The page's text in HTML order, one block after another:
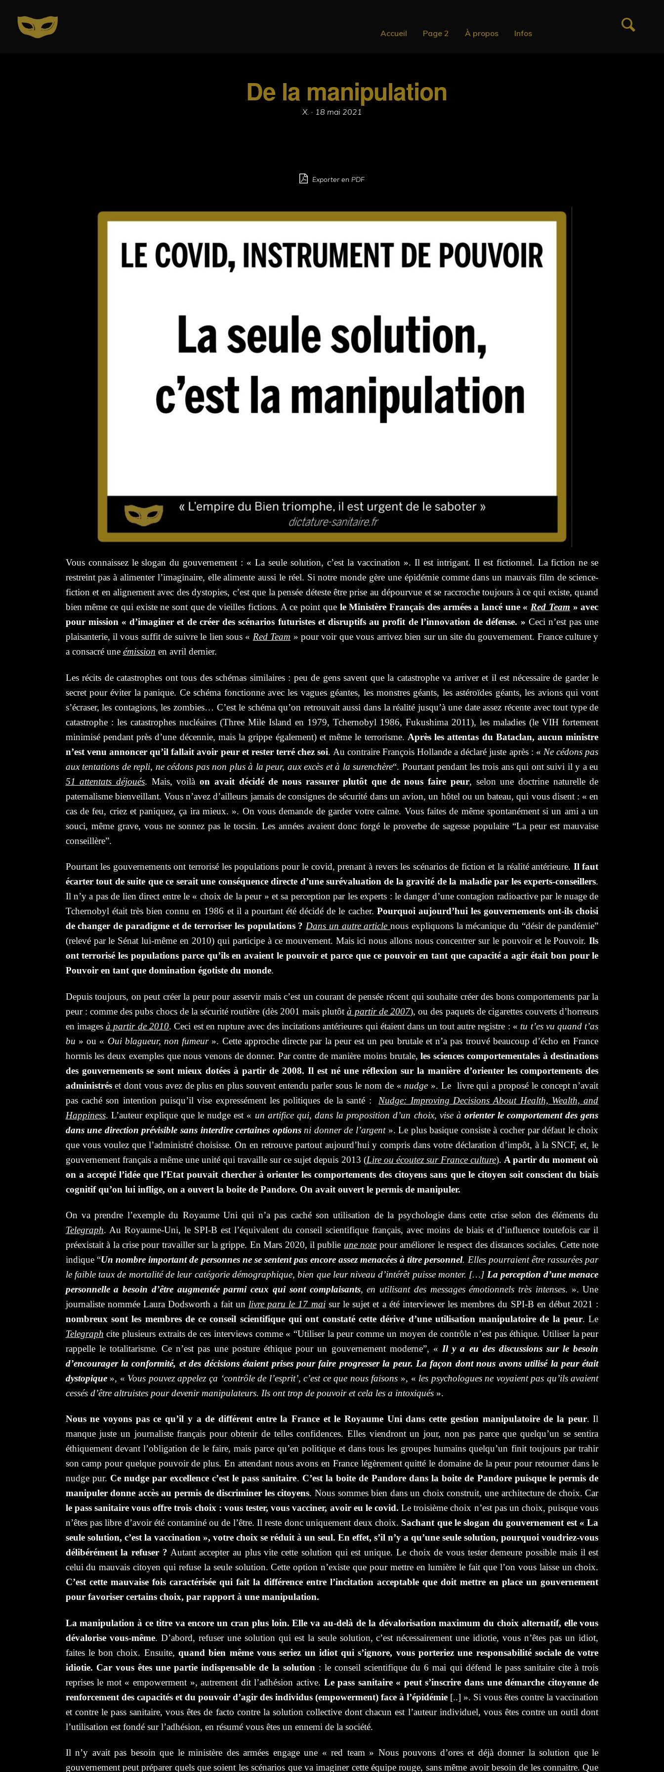
Accueil Page 2 À propos Infos
De la manipulation
X. · Posted
18 mai 2021
Exporter en PDF
Vous connaissez le slogan du gouvernement : « La seule solution, c’est la vaccination ». Il est intrigant. Il est fictionnel. La fiction ne se
restreint pas à alimenter l’imaginaire, elle alimente aussi le réel. Si notre monde gère une épidémie comme dans un mauvais film de science-
fiction et en alignement avec des dystopies, c’est que la pensée déteste être prise au dépourvue et se raccroche toujours à ce qui existe, quand
bien même ce qui existe ne sont que de vieilles fictions. A ce point que le Ministère Français des armées a lancé une «Red Team » avec
pour mission « d’imaginer et de créer des scénarios futuristes et disruptifs au profit de l’innovation de défense. » Ceci n’est pas une
plaisanterie, il vous suffit de suivre le lien sous « Red Team » pour voir que vous arrivez bien sur un site du gouvernement. France culture y
a consacré une émission en avril dernier.
Les récits de catastrophes ont tous des schémas similaires : peu de gens savent que la catastrophe va arriver et il est nécessaire de garder le
secret pour éviter la panique. Ce schéma fonctionne avec les vagues géantes, les monstres géants, les astéroïdes géants, les avions qui vont
s’écraser, les contagions, les zombies… C’est le schéma qu’on retrouvait aussi dans la réalité jusqu’à une date assez récente avec tout type de
catastrophe : les catastrophes nucléaires (Three Mile Island en 1979, Tchernobyl 1986, Fukushima 2011), les maladies (le VIH fortement
minimisé pendant près d’une décennie, mais la grippe également) et même le terrorisme. Après les attentas du Bataclan, aucun ministre
n’est venu annoncer qu’il fallait avoir peur et rester terré chez soi. Au contraire François Hollande a déclaré juste après : « Ne cédons pas
aux tentations de repli, ne cédons pas non plus à la peur, aux excès et à la surenchère“. Pourtant pendant les trois ans qui ont suivi il y a eu
51 attentats déjoués. Mais, voilàon avait décidé de nous rassurer plutôt que de nous faire peur, selon une doctrine naturelle de
paternalisme bienveillant. Vous n’avez d’ailleurs jamais de consignes de sécurité dans un avion, un hôtel ou un bateau, qui vous disent : « en
cas de feu, criez et paniquez, ça ira mieux. ». On vous demande de garder votre calme. Vous faites de même spontanément si un ami a un
souci, même grave, vous ne sonnez pas le tocsin. Les années avaient donc forgé le proverbe de sagesse populaire “La peur est mauvaise
conseillère”.
Pourtant les gouvernements ont terrorisé les populations pour le covid, prenant à revers les scénarios de fiction et la réalité antérieure. Il faut
écarter tout de suite que ce serait une conséquence directe d’une surévaluation de la gravité de la maladie par les experts-conseillers.
Il n’y a pas de lien direct entre le « choix de la peur » et sa perception par les experts : le danger d’une contagion radioactive par le nuage de
Tchernobyl était très bien connu en 1986 et il a pourtant été décidé de le cacher. Pourquoi aujourd’hui les gouvernements ont-ils choisi
de changer de paradigme et de terroriser les populations ? Dans un autre articlenous expliquons la mécanique du “désir de pandémie”
(relevé par le Sénat lui-même en 2010) qui participe à ce mouvement. Mais ici nous allons nous concentrer sur le pouvoir et le Pouvoir.Ils
ont terrorisé les populations parce qu’ils en avaient le pouvoir et parce que ce pouvoir en tant que capacité a agir était bon pour le
Pouvoir en tant que domination égotiste du monde.
Depuis toujours, on peut créer la peur pour asservir mais c’est un courant de pensée récent qui souhaite créer des bons comportements par la
peur : comme des pubs chocs de la sécurité routière (dès 2001 mais plutôtà partir de 2007), ou des paquets de cigarettes couverts d’horreurs
en imagesà partir de 2010. Ceci est en rupture avec des incitations antérieures qui étaient dans un tout autre registre : « tu t’es vu quand t’as
bu » ou « Oui blagueur, non fumeur ». Cette approche directe par la peur est un peu brutale et n’a pas trouvé beaucoup d’écho en France
hormis les deux exemples que nous venons de donner. Par contre de manière moins brutale, les sciences comportementales à destinations
des gouvernements se sont mieux dotées à partir de 2008. Il est né une réflexion sur la manière d’orienter les comportements des
administréset dont vous avez de plus en plus souvent entendu parler sous le nom de « nudge ». Le livre qui a proposé le concept n’avait
pas caché son intention puisqu’il vise expressément les politiques de la santé : Nudge: Improving Decisions About Health, Wealth, and
Happiness. L’auteur explique que le nudge est « un artifice qui, dans la proposition d’un choix, vise à orienter le comportement des gens
dans une direction prévisible sans interdire certaines optionsni donner de l’argent ». Le plus basique consiste à cocher par défaut le choix
que vous voulez que l’administré choisisse. On en retrouve partout aujourd’hui y compris dans votre déclaration d’impôt, à la SNCF, et, le
gouvernement français a même une unité qui travaille sur ce sujet depuis 2013 (Lire ou écoutez sur France culture). A partir du moment où
on a accepté l’idée que l’Etat pouvait chercher à orienter les comportements des citoyens sans que le citoyen soit conscient du biais
cognitif qu’on lui inflige, on a ouvert la boite de Pandore. On avait ouvert le permis de manipuler.
On va prendre l’exemple du Royaume Uni qui n’a pas caché son utilisation de la psychologie dans cette crise selon des éléments du
Telegraph. Au Royaume-Uni, le SPI-B est l’équivalent du conseil scientifique français, avec moins de biais et d’influence toutefois car il
préexistait à la crise pour travailler sur la grippe. En Mars 2020, il publie une note pour améliorer le respect des distances sociales. Cette note
indique “Un nombre important de personnes ne se sentent pas encore assez menacées à titre personnel. Elles pourraient être rassurées par
le faible taux de mortalité de leur catégorie démographique, bien que leur niveau d’intérêt puisse monter. […] La perception d’une menace
personnelle a besoin d’être augmentée parmi ceux qui sont complaisants, en utilisant des messages émotionnels très intenses. ». Une
journaliste nommée Laura Dodsworth a fait un livre paru le 17 maisur le sujet et a été interviewer les membres du SPI-B en début 2021 :
nombreux sont les membres de ce conseil scientifique qui ont constaté cette dérive d’une utilisation manipulatoire de la peur. Le
Telegraph cite plusieurs extraits de ces interviews comme « “Utiliser la peur comme un moyen de contrôle n’est pas éthique. Utiliser la peur
rappelle le totalitarisme. Ce n’est pas une posture éthique pour un gouvernement moderne”, « Il y a eu des discussions sur le besoin
d’encourager la conformité, et des décisions étaient prises pour faire progresser la peur. La façon dont nous avons utilisé la peur était
dystopique », « Vous pouvez appelez ça ‘contrôle de l’esprit’, c’est ce que nous faisons », « les psychologues ne voyaient pas qu’ils avaient
cessés d’être altruistes pour devenir manipulateurs. Ils ont trop de pouvoir et cela les a intoxiqués».
Nous ne voyons pas ce qu’il y a de différent entre la France et le Royaume Uni dans cette gestion manipulatoire de la peur. Il
manque juste un journaliste français pour obtenir de telles confidences. Elles viendront un jour, non pas parce que quelqu’un se sentira
éthiquement devant l’obligation de le faire, mais parce qu’en politique et dans tous les groupes humains quelqu’un finit toujours par trahir
son camp pour quelque pouvoir de plus. En attendant nous avons en France légèrement quitté le domaine de la peur pour retourner dans le
nudge pur. Ce nudge par excellence c’est le pass sanitaire. C’est la boite de Pandore dans la boite de Pandore puisque le permis de
manipuler donne accès au permis de discriminer les citoyens. Nous sommes bien dans un choix construit, une architecture de choix. Car
le pass sanitaire vous offre trois choix : vous tester, vous vacciner, avoir eu le covid. Le troisième choix n’est pas un choix, puisque vous
n’êtes pas libre d’avoir été contaminé ou de l’être. Il reste donc uniquement deux choix. Sachant que le slogan du gouvernement est « La
seule solution, c’est la vaccination », votre choix se réduit à un seul. En effet, s’il n’y a qu’une seule solution, pourquoi voudriez-vous
délibérément la refuser ? Autant accepter au plus vite cette solution qui est unique. Le choix de vous tester demeure possible mais il est
celui du mauvais citoyen qui refuse la seule solution. Cette option n’existe que pour mettre en lumière le fait que l’on vous laisse un choix.
C’est cette mauvaise fois caractérisée qui fait la différence entre l’incitation acceptable que doit mettre en place un gouvernement
pour favoriser certains choix, par rapport à une manipulation.
La manipulation à ce titre va encore un cran plus loin. Elle va au-delà de la dévalorisation maximum du choix alternatif, elle vous
dévalorise vous-même. D’abord, refuser une solution qui est la seule solution, c’est nécessairement une idiotie, vous n’êtes pas un idiot,
faites le bon choix. Ensuite,quand bien même vous seriez un idiot qui s’ignore, vous porteriez une responsabilité sociale de votre
idiotie. Car vous êtes une partie indispensable de la solution : le conseil scientifique du 6 mai qui défend le pass sanitaire cite à trois
reprises le mot « empowerment », autrement dit l’adhésion active. Le pass sanitaire « peut s’inscrire dans une démarche citoyenne de
renforcement des capacités et du pouvoir d’agir des individus (empowerment) face à l’épidémie [..] ». Si vous êtes contre la vaccination
et contre le pass sanitaire, vous êtes de facto contre la solution collective dont chacun est l’auteur individuel, vous êtes contre un outil dont
l’utilisation est fondé sur l’adhésion, en résumé vous êtes un ennemi de la société.
Il n’y avait pas besoin que le ministère des armées engage une « red team » Nous pouvons d’ores et déjà donner la solution que le
gouvernement peut préparer quels que soient les scénarios que va imaginer cette équipe rouge, sans même avoir besoin de les connaitre. Que